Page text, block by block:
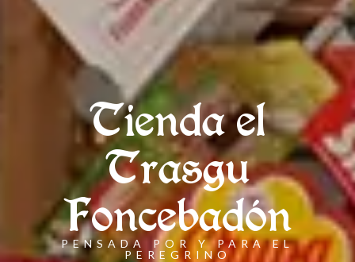
Tienda el
Trasgu
Foncebadón
PENSADA POR Y PARA EL
PEREGRINO